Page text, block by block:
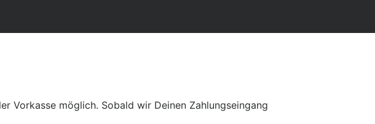
Vorkasse möglich. Sobald wir Deinen Zahlungseingang